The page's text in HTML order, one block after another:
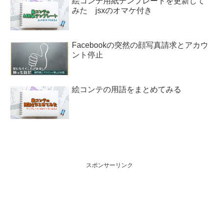
みた jsxのオマケ付き
Facebookの突然の顔写真請求とアカウ
ント停止
絵コンテの用語をまとめてみる
スポンサーリンク